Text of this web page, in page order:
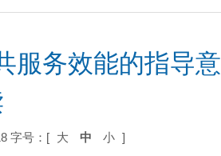
服务效能的指导意
字号：[ 大 中 小 ]